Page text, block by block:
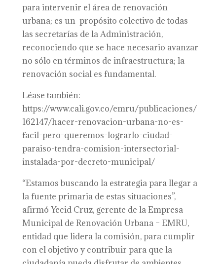
para intervenir el área de renovación
urbana; es un propósito colectivo de todas
las secretarías de la Administración,
reconociendo que se hace necesario avanzar
no sólo en términos de infraestructura; la
renovación social es fundamental.
Léase también:
https://www.cali.gov.co/emru/publicaciones/
162147/hacer-renovacion-urbana-no-es-
facil-pero-queremos-lograrlo-ciudad-
paraiso-tendra-comision-intersectorial-
instalada-por-decreto-municipal/
“Estamos buscando la estrategia para llegar a
la fuente primaria de estas situaciones”,
afirmó Yecid Cruz, gerente de la Empresa
Municipal de Renovación Urbana – EMRU,
entidad que lidera la comisión, para cumplir
con el objetivo y contribuir para que la